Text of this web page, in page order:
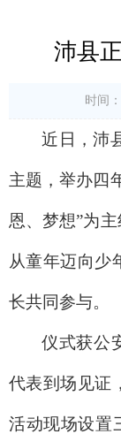
沛县
时间
近日，沛
主题，举办四
恩、梦想”为
从童年迈向少
长共同参与。
仪式获公
代表到场见证
活动现场设置